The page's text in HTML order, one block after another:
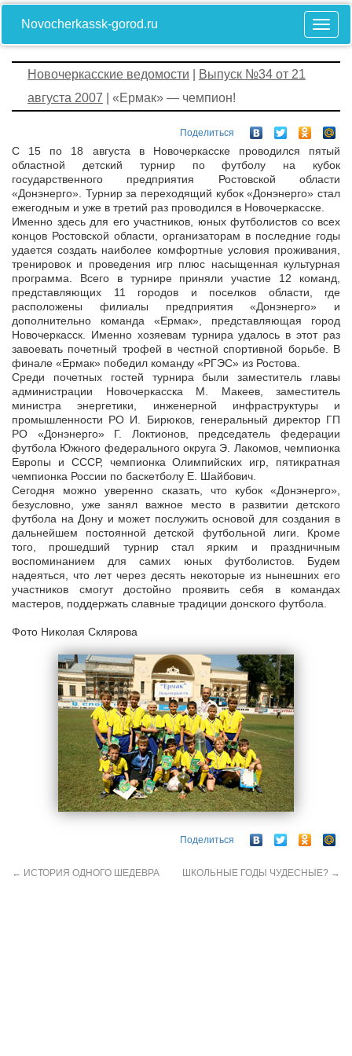
Novocherkassk-gorod.ru
Новочеркасские ведомости
Выпуск №34 от 21
августа 2007 | «Ермак» — чемпион!
Поделиться
С 15 по 18 августа в Новочеркасске проводился пятый
областной детский турнир по футболу на кубок
государственного предприятия Ростовской области
«Донэнерго». Турнир за переходящий кубок «Донэнерго» стал
ежегодным и уже в третий раз проводился в Новочеркасске.
Именно здесь для его участников, юных футболистов со всех
концов Ростовской области, организаторам в последние годы
удается создать наиболее комфортные условия проживания,
тренировок и проведения игр плюс насыщенная культурная
программа. Всего в турнире приняли участие 12 команд,
представляющих 11 городов и поселков области, где
расположены филиалы предприятия «Донэнерго» и
дополнительно команда «Ермак», представляющая город
Новочеркасск. Именно хозяевам турнира удалось в этот раз
завоевать почетный трофей в честной спортивной борьбе. В
финале «Ермак» победил команду «РГЭС» из Ростова.
Среди почетных гостей турнира были заместитель главы
администрации Новочеркасска М. Макеев, заместитель
министра энергетики, инженерной инфраструктуры и
промышленности РО И. Бирюков, генеральный директор ГП
РО «Донэнерго» Г. Локтионов, председатель федерации
футбола Южного федерального округа Э. Лакомов, чемпионка
Европы и СССР, чемпионка Олимпийских игр, пятикратная
чемпионка России по баскетболу Е. Шайбович.
Сегодня можно уверенно сказать, что кубок «Донэнерго»,
безусловно, уже занял важное место в развитии детского
футбола на Дону и может послужить основой для создания в
дальнейшем постоянной детской футбольной лиги. Кроме
того, прошедший турнир стал ярким и праздничным
воспоминанием для самих юных футболистов. Будем
надеяться, что лет через десять некоторые из нынешних его
участников смогут достойно проявить себя в командах
мастеров, поддержать славные традиции донского футбола.
Фото Николая Склярова
Поделиться
← ИСТОРИЯ ОДНОГО ШЕДЕВРА ШКОЛЬНЫЕ ГОДЫ ЧУДЕСНЫЕ? →